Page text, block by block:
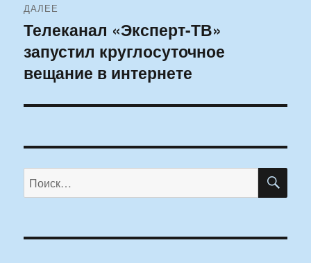
ДАЛЕЕ
Следующая
запись:
Телеканал «Эксперт-ТВ»
запустил круглосуточное
вещание в интернете
Искать: